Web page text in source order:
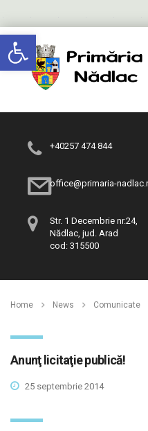
Deschide bara de unelte
+40257 474 844
office@primaria-
Str. 1 Decembrie nr.24,
Nădlac, jud. Arad
cod: 315500
Home News Comunicate
Anunţ licitaţie publică!
25 septembrie 2014